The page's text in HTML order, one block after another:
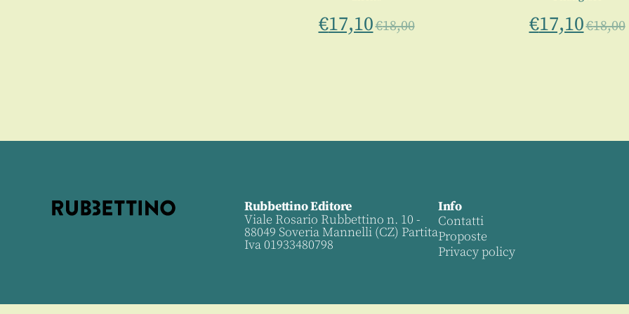
€17,10€18,00 €17,10€18,00
Rubbettino Editore
Viale Rosario Rubbettino n. 10 -
88049 Soveria Mannelli (CZ) Partita
Iva 01933480798
Info
Contatti
Proposte
Privacy policy